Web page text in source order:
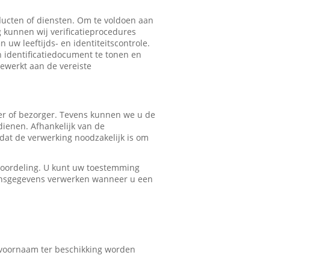
of diensten. Om te voldoen aan
wij verificatieprocedures
uw leeftijds- en identiteitscontrole.
identificatiedocument te tonen en
aan de vereiste
of bezorger. Tevens kunnen we u de
Afhankelijk van de
de verwerking noodzakelijk is om
U kunt uw toestemming
verwerken wanneer u een
ter beschikking worden